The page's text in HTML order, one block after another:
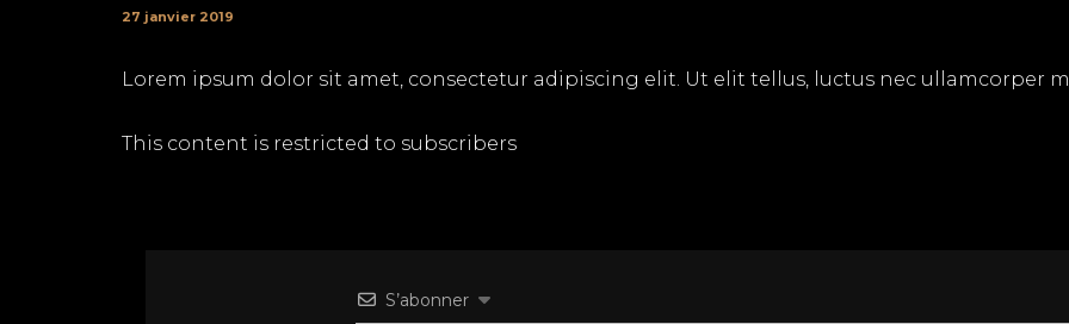
27 janvier 2019
Lorem ipsum dolor sit amet, consectetur adipiscing elit. Ut elit tellus, luctus nec ullamcorper
This content is restricted to subscribers
S’abonner